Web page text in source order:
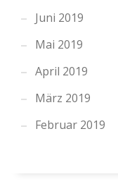
Juni 2019
Mai 2019
April 2019
März 2019
Februar 2019